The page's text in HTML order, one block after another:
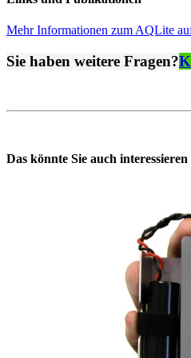
Mehr Informationen zum AQLite
Sie haben weitere Fragen?
Das könnte Sie auch interessieren